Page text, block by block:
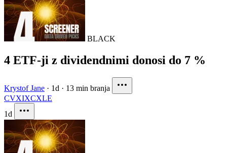
BLACK
4 ETF-ji z dividendnimi donosi do 7 %
Krystof Jane · 1d · 13 min branja
CVXIXCXLE
1d